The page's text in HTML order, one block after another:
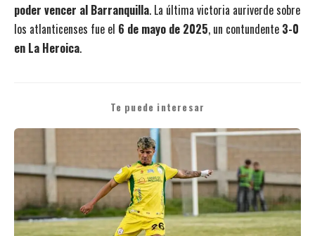
poder vencer al Barranquilla. La última victoria auriverde sobre
los atlanticenses fue el 6 de mayo de 2025, un contundente 3-0
en La Heroica.
Te puede interesar